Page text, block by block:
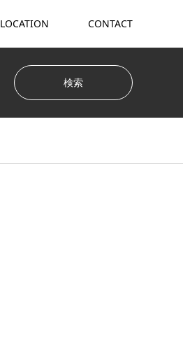
LOCATION CONTACT